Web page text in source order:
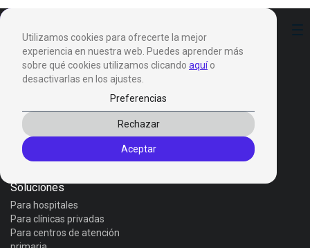
Utilizamos cookies para ofrecerte la mejor
experiencia en nuestra web. Puedes aprender más
sobre qué cookies utilizamos clicando aquío
desactivarlas en los ajustes.
Preferencias
Rechazar
Aceptar
Invox Dictation
Invox Genesis
Soluciones
Para hospitales
Para clínicas privadas
Para centros de atención